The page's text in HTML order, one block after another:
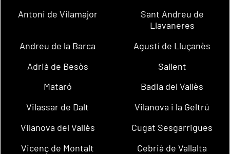
Antoni de Vilamajor
Sant Andreu de
Llavaneres
Andreu de la Barca
Agustí de Lluçanès
Adrià de Besòs
Sallent
Mataró
Badia del Vallès
Vilassar de Dalt
Vilanova i la Geltrú
Vilanova del Vallès
Cugat Sesgarrigues
Vicenç de Montalt
Cebrià de Vallalta